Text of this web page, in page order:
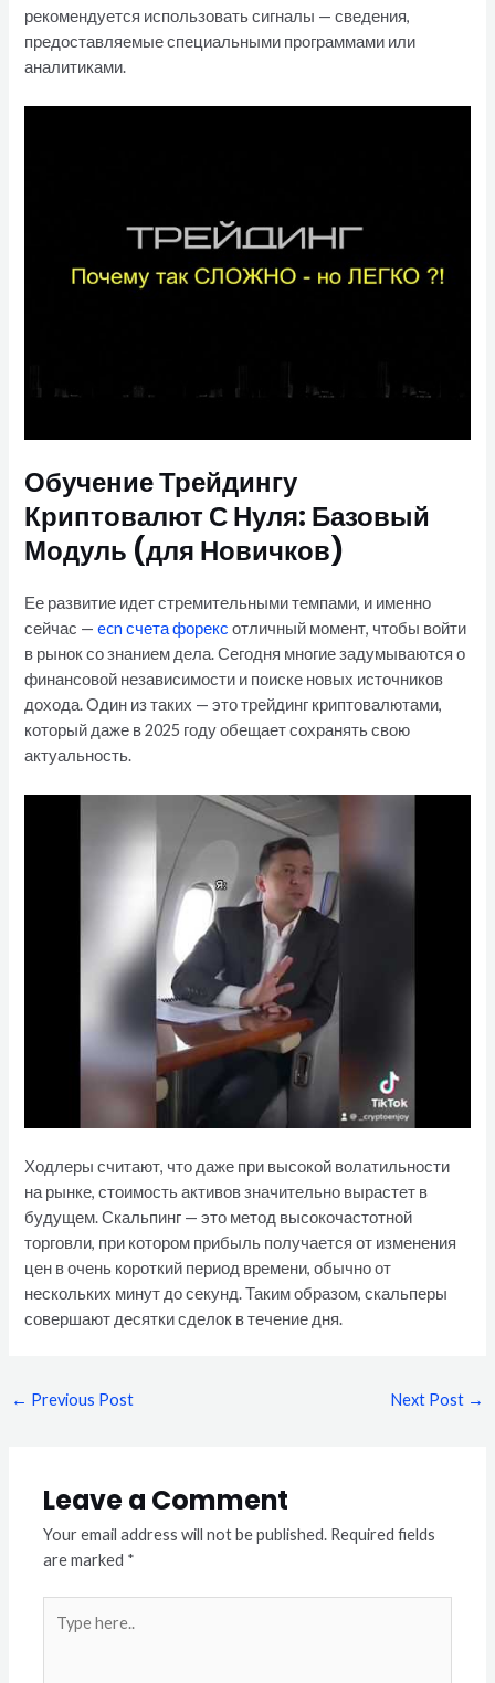
рекомендуется использовать сигналы — сведения,
предоставляемые специальными программами или
аналитиками.
Обучение Трейдингу
Криптовалют С Нуля: Базовый
Модуль (для Новичков)
Ее развитие идет стремительными темпами, и именно
сейчас —ecn счета форекс отличный момент, чтобы войти
в рынок со знанием дела. Сегодня многие задумываются о
финансовой независимости и поиске новых источников
дохода. Один из таких — это трейдинг криптовалютами,
который даже в 2025 году обещает сохранять свою
актуальность.
Ходлеры считают, что даже при высокой волатильности
на рынке, стоимость активов значительно вырастет в
будущем. Скальпинг — это метод высокочастотной
торговли, при котором прибыль получается от изменения
цен в очень короткий период времени, обычно от
нескольких минут до секунд. Таким образом, скальперы
совершают десятки сделок в течение дня.
← Previous Post Next Post →
Leave a Comment
Your email address will not be published. Required fields
are marked *
here..